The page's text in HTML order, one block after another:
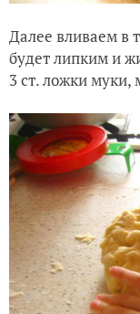
Далее вливаем в
будет липким и
3 ст. ложки муки,